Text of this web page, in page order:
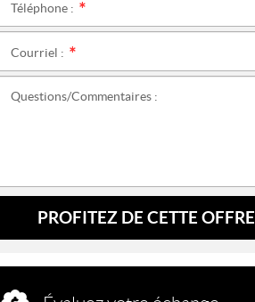
Téléphone :
Courriel :
Questions/Commentaires :
PROFITEZ DE CETTE OFFRE